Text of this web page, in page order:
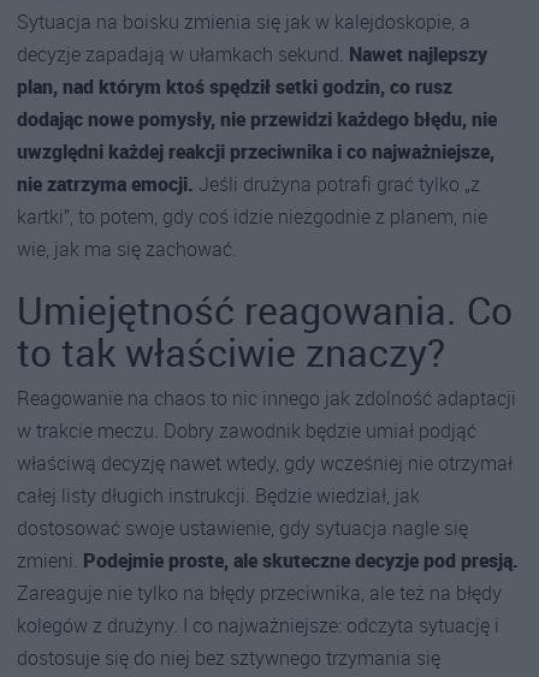
Sytuacja na boisku zmienia się jak w kalejdoskopie, a
decyzje zapadają w ułamkach sekund. Nawet najlepszy
plan, nad którym ktoś spędził setki godzin, co rusz
dodając nowe pomysły, nie przewidzi każdego błędu, nie
uwzględni każdej reakcji przeciwnika i co najważniejsze,
nie zatrzyma emocji. Jeśli drużyna potrafi grać tylko „z
kartki”, to potem, gdy coś idzie niezgodnie z planem, nie
wie, jak ma się zachować.
Umiejętność reagowania. Co
to tak właściwie znaczy?
Reagowanie na chaos to nic innego jak zdolność adaptacji
w trakcie meczu. Dobry zawodnik będzie umiał podjąć
właściwą decyzję nawet wtedy, gdy wcześniej nie otrzymał
całej listy długich instrukcji. Będzie wiedział, jak
dostosować swoje ustawienie, gdy sytuacja nagle się
zmieni. Podejmie proste, ale skuteczne decyzje pod presją.
Zareaguje nie tylko na błędy przeciwnika, ale też na błędy
kolegów z drużyny. I co najważniejsze: odczyta sytuację i
dostosuje się do niej bez sztywnego trzymania się